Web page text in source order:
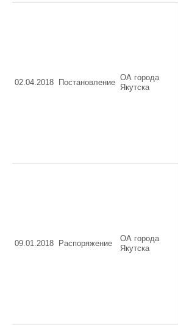
02.04.2018 Постановление
ОА города
Якутска
09.01.2018 Распоряжение
ОА города
Якутска